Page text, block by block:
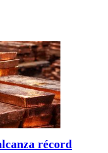
récord